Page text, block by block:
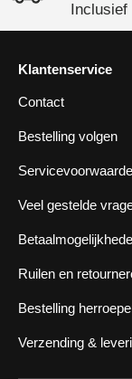
Inclusief
Klantenservice
Contact
Bestelling volgen
Veel gestelde
Ruilen en
Bestelling
Verzending &